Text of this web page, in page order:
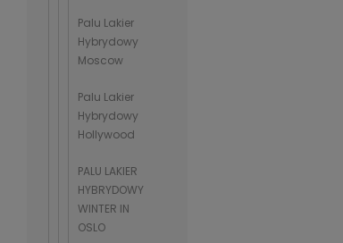
Palu Lakier
Hybrydowy
Moscow
Palu Lakier
Hybrydowy
Hollywood
PALU LAKIER
HYBRYDOWY
WINTER IN
OSLO